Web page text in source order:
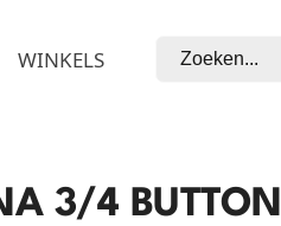
WINKELS
3/4 BUTTON